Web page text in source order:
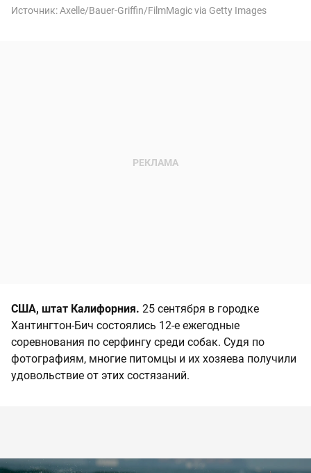
Источник:Axelle/Bauer-Griffin/FilmMagic via Getty Images
США, штат Калифорния. 25 сентября в городке
Хантингтон-Бич состоялись 12-е ежегодные
соревнования по серфингу среди собак. Судя по
фотографиям, многие питомцы и их хозяева получили
удовольствие от этих состязаний.